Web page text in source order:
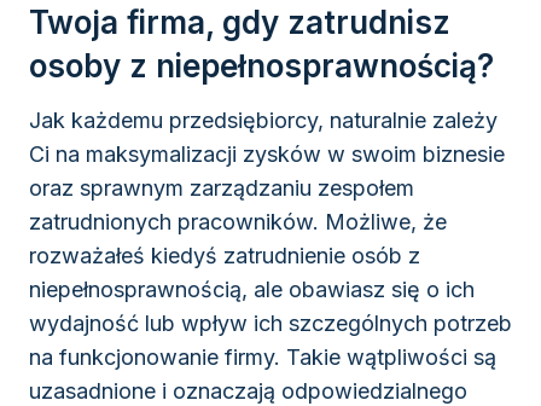
Twoja firma, gdy zatrudnisz
osoby z niepełnosprawnością?
Jak każdemu przedsiębiorcy, naturalnie zależy
Ci na maksymalizacji zysków w swoim biznesie
oraz sprawnym zarządzaniu zespołem
zatrudnionych pracowników. Możliwe, że
rozważałeś kiedyś zatrudnienie osób z
niepełnosprawnością, ale obawiasz się o ich
wydajność lub wpływ ich szczególnych potrzeb
na funkcjonowanie firmy. Takie wątpliwości są
uzasadnione i oznaczają odpowiedzialnego